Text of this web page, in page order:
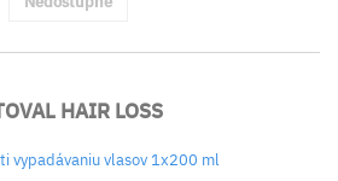
HAIR LOSS
vypadávaniu vlasov 1x200 ml